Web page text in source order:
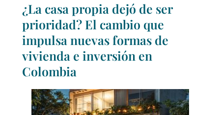
¿La casa propia dejó de ser
prioridad? El cambio que
impulsa nuevas formas de
vivienda e inversión en
Colombia